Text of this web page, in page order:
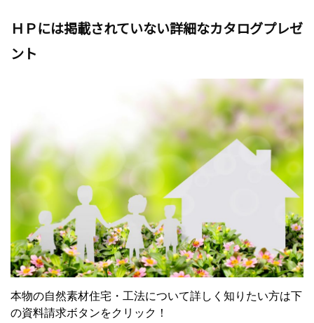
ＨＰには掲載されていない詳細なカタログプレゼ
ント
本物の自然素材住宅・工法について詳しく知りたい方は下
の資料請求ボタンをクリック！